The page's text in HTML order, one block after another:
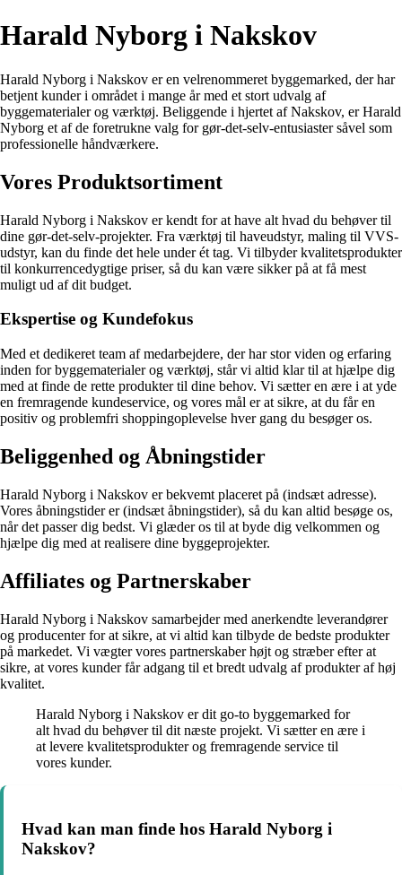
Harald Nyborg i Nakskov
Harald Nyborg i Nakskov er en velrenommeret byggemarked, der har
betjent kunder i området i mange år med et stort udvalg af
byggematerialer og værktøj. Beliggende i hjertet af Nakskov, er Harald
Nyborg et af de foretrukne valg for gør-det-selv-entusiaster såvel som
professionelle håndværkere.
Vores Produktsortiment
Harald Nyborg i Nakskov er kendt for at have alt hvad du behøver til
dine gør-det-selv-projekter. Fra værktøj til haveudstyr, maling til VVS-
udstyr, kan du finde det hele under ét tag. Vi tilbyder kvalitetsprodukter
til konkurrencedygtige priser, så du kan være sikker på at få mest
muligt ud af dit budget.
Ekspertise og Kundefokus
Med et dedikeret team af medarbejdere, der har stor viden og erfaring
inden for byggematerialer og værktøj, står vi altid klar til at hjælpe dig
med at finde de rette produkter til dine behov. Vi sætter en ære i at yde
en fremragende kundeservice, og vores mål er at sikre, at du får en
positiv og problemfri shoppingoplevelse hver gang du besøger os.
Beliggenhed og Åbningstider
Harald Nyborg i Nakskov er bekvemt placeret på (indsæt adresse).
Vores åbningstider er (indsæt åbningstider), så du kan altid besøge os,
når det passer dig bedst. Vi glæder os til at byde dig velkommen og
hjælpe dig med at realisere dine byggeprojekter.
Affiliates og Partnerskaber
Harald Nyborg i Nakskov samarbejder med anerkendte leverandører
og producenter for at sikre, at vi altid kan tilbyde de bedste produkter
på markedet. Vi vægter vores partnerskaber højt og stræber efter at
sikre, at vores kunder får adgang til et bredt udvalg af produkter af høj
kvalitet.
Harald Nyborg i Nakskov er dit go-to byggemarked for
alt hvad du behøver til dit næste projekt. Vi sætter en ære i
at levere kvalitetsprodukter og fremragende service til
vores kunder.
Hvad kan man finde hos Harald Nyborg i
Nakskov?